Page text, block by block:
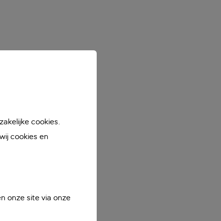
cookies.
cookies en
onze site via onze